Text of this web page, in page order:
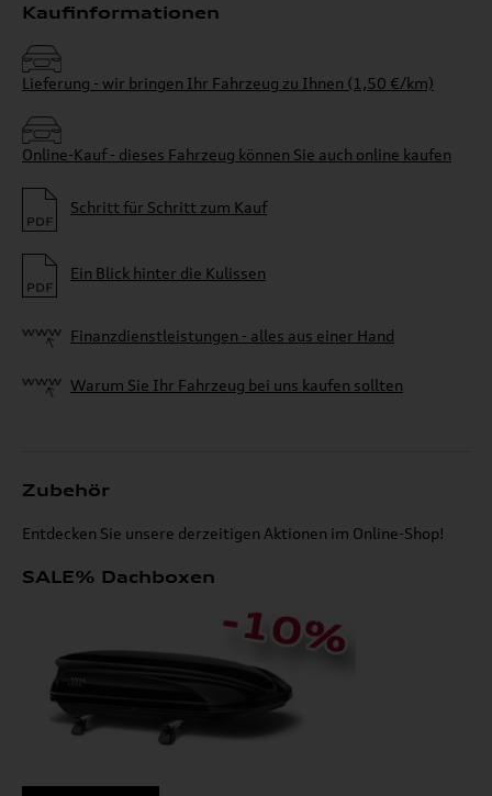
Kaufinformationen
Lieferung - wir bringen Ihr Fahrzeug zu Ihnen (1,50 €/km)
Online-Kauf - dieses Fahrzeug können Sie auch online kaufen
Schritt für Schritt zum Kauf
Ein Blick hinter die Kulissen
Finanzdienstleistungen - alles aus einer Hand
Warum Sie Ihr Fahrzeug bei uns kaufen sollten
Zubehör
Entdecken Sie unsere derzeitigen Aktionen im Online-Shop!
SALE% Dachboxen